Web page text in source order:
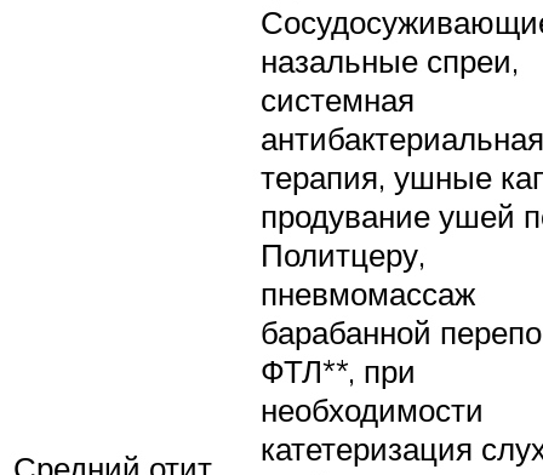
назальные спреи,
системная
антибактериальная
терапия, ушные
продувание ушей
Политцеру,
пневмомассаж
барабанной
ФТЛ**, при
необходимости
катетеризация